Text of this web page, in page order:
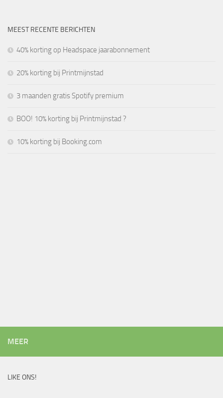
MEEST RECENTE BERICHTEN
40% korting op Headspace jaarabonnement
20% korting bij Printmijnstad
3 maanden gratis Spotify premium
BOO! 10% korting bij Printmijnstad ?
10% korting bij Booking.com
MEER
LIKE ONS!